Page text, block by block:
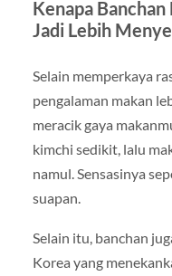
Kenapa
Jadi Lebih
Selain memperkaya
pengalaman makan
meracik gaya
kimchi sedikit, lalu
namul. Sensasinya
suapan.
Selain itu, banchan
Korea yang